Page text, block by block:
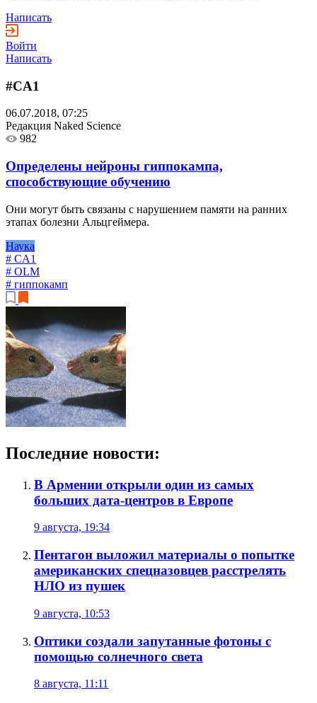
Написать
Войти
Написать
#CA1
06.07.2018, 07:25
Редакция Naked Science
982
Определены нейроны гиппокампа,
способствующие обучению
Они могут быть связаны с нарушением памяти на ранних
этапах болезни Альцгеймера.
Наука
# CA1
# OLM
# гиппокамп
Последние новости:
В Армении открыли один из самых
больших дата-центров в Европе
9 августа, 19:34
Пентагон выложил материалы о попытке
американских спецназовцев расстрелять
НЛО из пушек
9 августа, 10:53
Оптики создали запутанные фотоны с
помощью солнечного света
8 августа, 11:11